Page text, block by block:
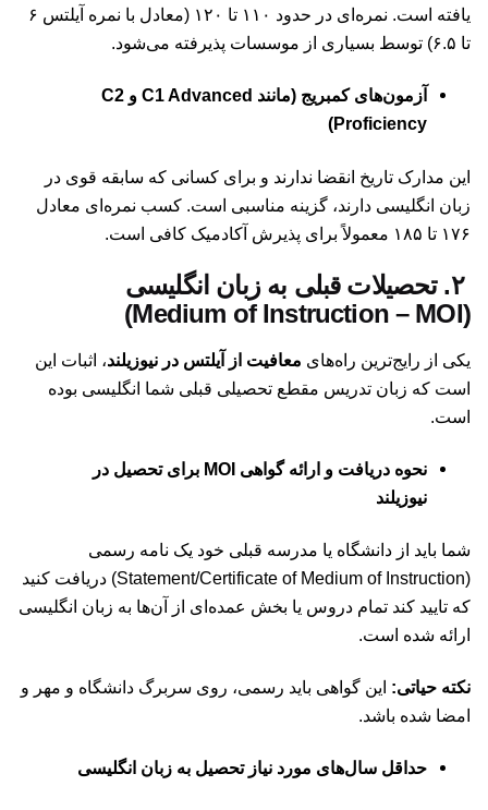
یافته است. نمره‌ای در حدود ۱۱۰ تا ۱۲۰ (معادل با نمره آیلتس ۶
تا ۶.۵) توسط بسیاری از موسسات پذیرفته می‌شود.
آزمون‌های کمبریج (مانند C1 Advanced و C2
Proficiency)
این مدارک تاریخ انقضا ندارند و برای کسانی که سابقه قوی در
زبان انگلیسی دارند، گزینه مناسبی است. کسب نمره‌ای معادل
۱۷۶ تا ۱۸۵ معمولاً برای پذیرش آکادمیک کافی است.
۲. تحصیلات قبلی به زبان انگلیسی
(Medium of Instruction – MOI)
یکی از رایج‌ترین راه‌های معافیت از آیلتس در نیوزیلند، اثبات این
است که زبان تدریس مقطع تحصیلی قبلی شما انگلیسی بوده
است.
نحوه دریافت و ارائه گواهی MOI برای تحصیل در
نیوزیلند
شما باید از دانشگاه یا مدرسه قبلی خود یک نامه رسمی
(Statement/Certificate of Medium of Instruction) دریافت کنید
که تایید کند تمام دروس یا بخش عمده‌ای از آن‌ها به زبان انگلیسی
ارائه شده است.
نکته حیاتی: این گواهی باید رسمی، روی سربرگ دانشگاه و مهر و
امضا شده باشد.
حداقل سال‌های مورد نیاز تحصیل به زبان انگلیسی